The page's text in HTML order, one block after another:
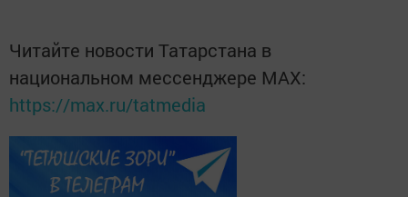
Читайте новости Татарстана в
национальном мессенджере MАХ:
https://max.ru/tatmedia